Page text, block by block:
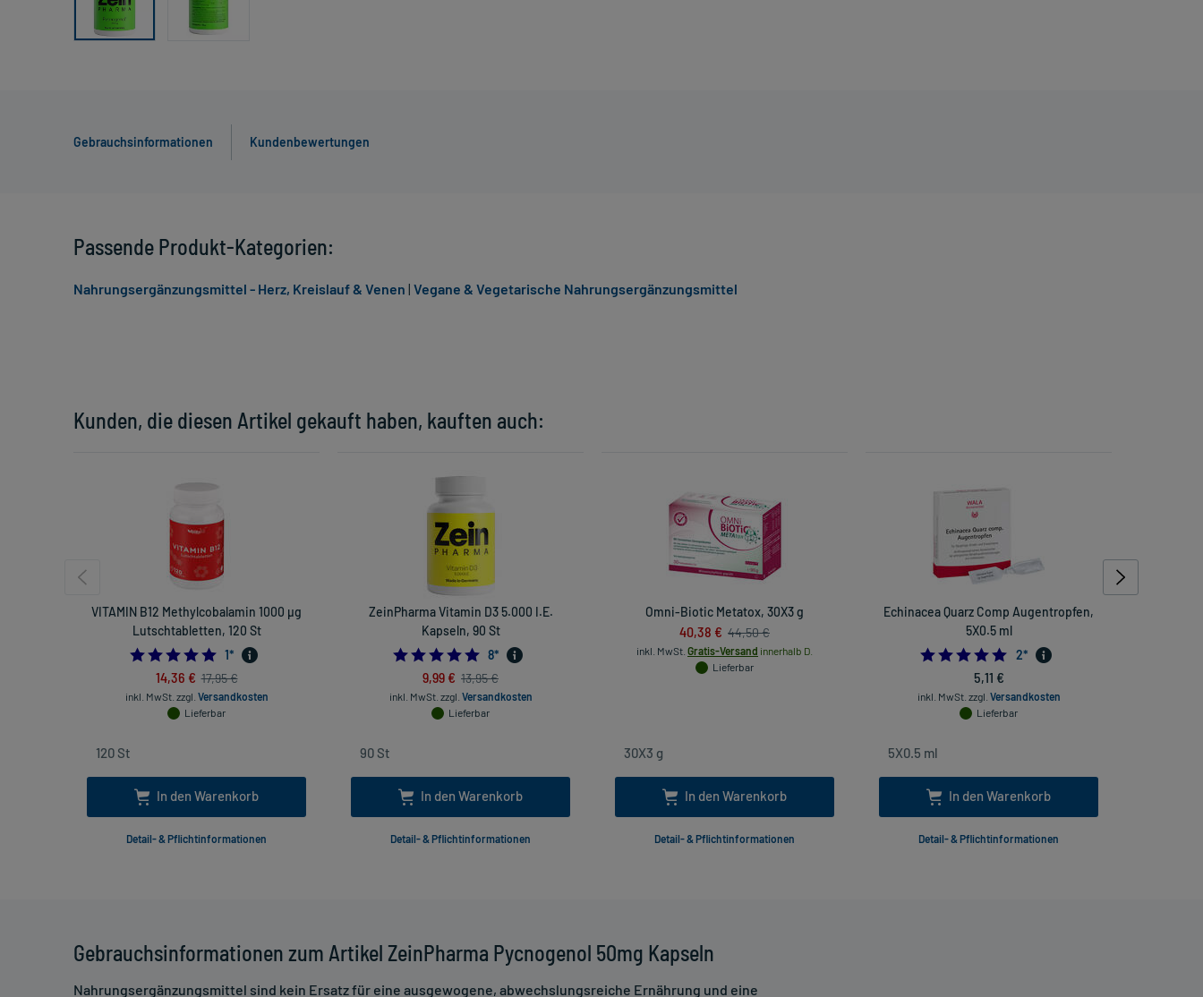
Gebrauchsinformationen Kundenbewertungen
Gebrauchsinformationen zum Artikel ZeinPharma Pycnogenol 50mg Kapseln
Nahrungsergänzungsmittel sind kein Ersatz für eine ausgewogene, abwechslungsreiche Ernährung und eine
Kunden, die diesen Artikel gekauft haben, kauften auch:
VITAMIN B12 Methylcobalamin 1000 µg
Lutschtabletten, 120 St
5.0
1*
14,36 € 17,95 €
inkl. MwSt. zzgl. Versandkosten
Lieferbar
In den Warenkorb
Detail- & Pflichtinformationen
ZeinPharma Vitamin D3 5.000 I.E.
Kapseln, 90 St
5.0
8*
9,99 € 13,95 €
inkl. MwSt. zzgl. Versandkosten
Lieferbar
In den Warenkorb
Detail- & Pflichtinformationen
Omni-Biotic Metatox, 30X3 g
40,38 € 44,50 €
inkl. MwSt. Gratis-Versand innerhalb D.
Lieferbar
In den Warenkorb
Detail- & Pflichtinformationen
Echinacea Quarz Comp Augentropfen,
5X0.5 ml
5.0
2*
5,11 €
inkl. MwSt. zzgl. Versandkosten
Lieferbar
In den Warenkorb
Detail- & Pflichtinformationen
Passende Produkt-Kategorien:
Nahrungsergänzungsmittel - Herz, Kreislauf & Venen | Vegane & Vegetarische Nahrungsergänzungsmittel